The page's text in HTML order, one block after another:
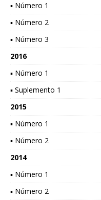
▪ Número 1
▪ Número 2
▪ Número 3
2016
▪ Número 1
▪ Suplemento 1
2015
▪ Número 1
▪ Número 2
2014
▪ Número 1
▪ Número 2